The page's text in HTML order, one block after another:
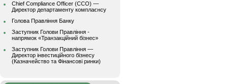
Chief Compliance Officer (CCO) —
Директор департаменту комплаєнсу
Голова Правління Банку
Заступник Голови Правління -
напрямок «Транзакційний бізнес»
Заступник Голови Правління —
Директор інвестиційного бізнесу
(Казначейство та Фінансові ринки)